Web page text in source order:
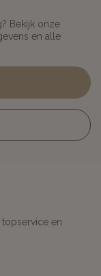
Bekijk onze
en alle
en